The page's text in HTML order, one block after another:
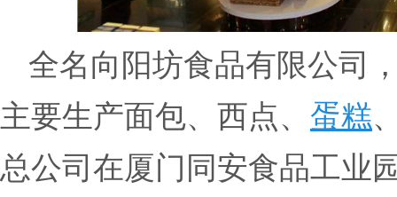
全名向阳坊食品有限公司
主要生产面包、西点、 蛋糕
总公司在厦门同安食品工业